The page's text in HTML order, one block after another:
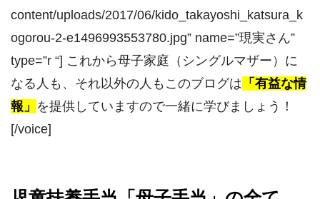
content/uploads/2017/06/kido_takayoshi_katsura_k
ogorou-2-e1496993553780.jpg” name=”現実さん”
type=”r “] これから母子家庭（シングルマザー）に
なる人も、それ以外の人もこのブログは 「有益な情
報」 を提供していますので一緒に学びましょう！
[/voice]